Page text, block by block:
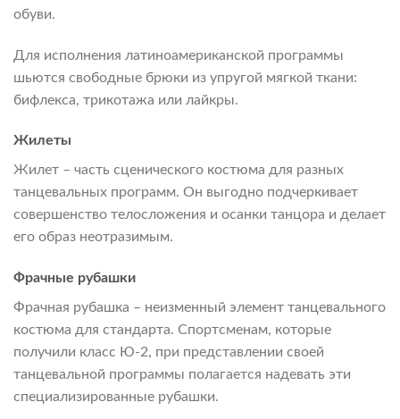
обуви.
Для исполнения латиноамериканской программы
шьются свободные брюки из упругой мягкой ткани:
бифлекса, трикотажа или лайкры.
Жилеты
Жилет – часть сценического костюма для разных
танцевальных программ. Он выгодно подчеркивает
совершенство телосложения и осанки танцора и делает
его образ неотразимым.
Фрачные рубашки
Фрачная рубашка – неизменный элемент танцевального
костюма для стандарта. Спортсменам, которые
получили класс Ю-2, при представлении своей
танцевальной программы полагается надевать эти
специализированные рубашки.